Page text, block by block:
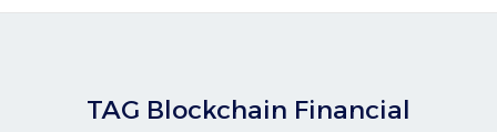
TAG Blockchain Financial